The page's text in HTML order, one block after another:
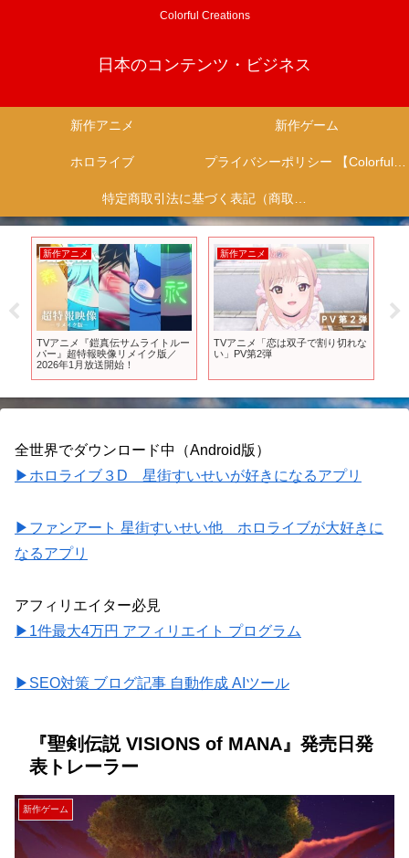
Colorful Creations
日本のコンテンツ・ビジネス
新作アニメ 新作ゲーム
ホロライブ プライバシーポリシー 【Colorful Creation】
特定商取引法に基づく表記（商取引に関する開示）
新作アニメ
TVアニメ『鎧真伝サムライトルー
パー』超特報映像リメイク版／
2026年1月放送開始！
新作アニメ
TVアニメ「恋は双子で割り切れな
い」PV第2弾
全世界でダウンロード中（Android版）
▶ホロライブ３D 星街すいせいが好きになるアプリ
▶ファンアート 星街すいせい他 ホロライブが大好きに
なるアプリ
アフィリエイター必見
▶1件最大4万円 アフィリエイト プログラム
▶SEO対策 ブログ記事 自動作成 AIツール
『聖剣伝説 VISIONS of MANA』発売日発
表トレーラー
新作ゲーム